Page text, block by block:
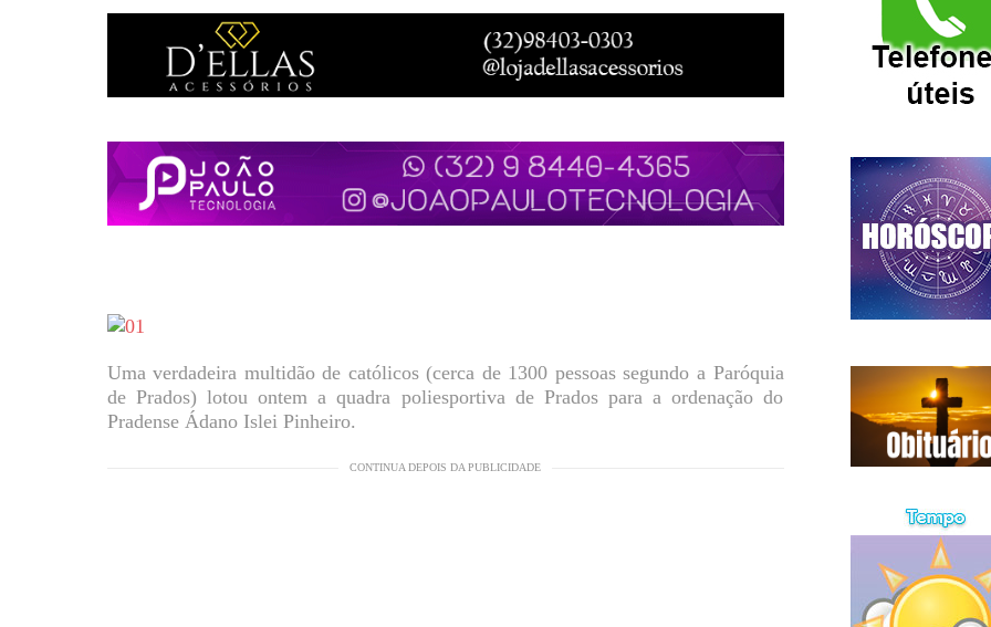
Uma verdadeira multidão de católicos (cerca de 1300 pessoas segundo a Paróquia
de Prados) lotou ontem a quadra poliesportiva de Prados para a ordenação do
Pradense Ádano Islei Pinheiro.
CONTINUA DEPOIS DA PUBLICIDADE